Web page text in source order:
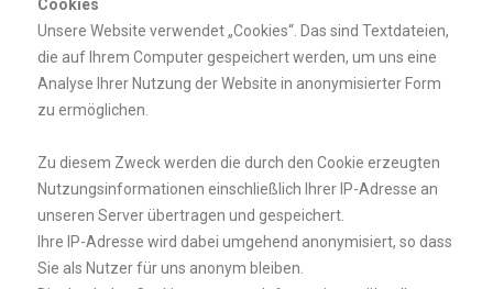
Cookies
Unsere Website verwendet „Cookies“. Das sind Textdateien,
die auf Ihrem Computer gespeichert werden, um uns eine
Analyse Ihrer Nutzung der Website in anonymisierter Form
zu ermöglichen.
Zu diesem Zweck werden die durch den Cookie erzeugten
Nutzungsinformationen einschließlich Ihrer IP-Adresse an
unseren Server übertragen und gespeichert.
Ihre IP-Adresse wird dabei umgehend anonymisiert, so dass
Sie als Nutzer für uns anonym bleiben.